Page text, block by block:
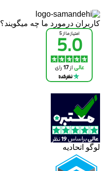
کاربران درمورد ما چه میگویند؟
لوگو اتحادیه